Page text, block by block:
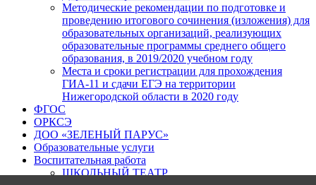
Методические рекомендации по подготовке и
проведению итогового сочинения (изложения) для
образовательных организаций, реализующих
образовательные программы среднего общего
образования, в 2019/2020 учебном году
Места и сроки регистрации для прохождения
ГИА-11 и сдачи ЕГЭ на территории
Нижегородской области в 2020 году
ФГОС
ОРКСЭ
ДОО «ЗЕЛЕНЫЙ ПАРУС»
Образовательные услуги
Воспитательная работа
ШКОЛЬНЫЙ ТЕАТР